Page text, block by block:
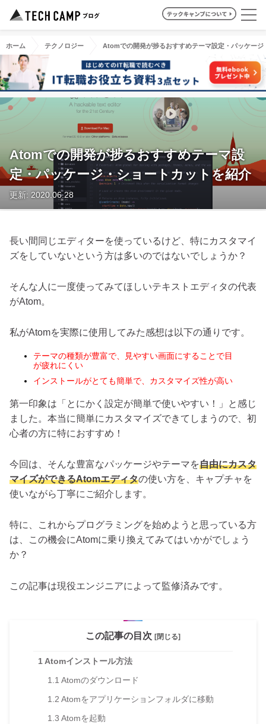
ホーム テクノロジー Atomでの開発が捗るおすすめテーマ設定・パッケージ
Atomでの開発が捗るおすすめテーマ設
定・パッケージ・ショートカットを紹介
更新: 2020.06.28
長い間同じエディターを使っているけど、特にカスタマイ
ズをしていないという方は多いのではないでしょうか？
そんな人に一度使ってみてほしいテキストエディタの代表
がAtom。
私がAtomを実際に使用してみた感想は以下の通りです。
テーマの種類が豊富で、見やすい画面にすることで目
が疲れにくい
インストールがとても簡単で、カスタマイズ性が高い
第一印象は「とにかく設定が簡単で使いやすい！」と感じ
ました。本当に簡単にカスタマイズできてしまうので、初
心者の方に特におすすめ！
今回は、そんな豊富なパッケージやテーマを自由にカスタ
マイズができるAtomエディタの使い方を、キャプチャを
使いながら丁寧にご紹介します。
特に、これからプログラミングを始めようと思っている方
は、この機会にAtomに乗り換えてみてはいかがでしょう
か？
この記事は現役エンジニアによって監修済みです。
この記事の目次 [閉じる]
1Atomインストール方法
1.1 Atomのダウンロード
1.2 Atomをアプリケーションフォルダに移動
1.3 Atomを起動